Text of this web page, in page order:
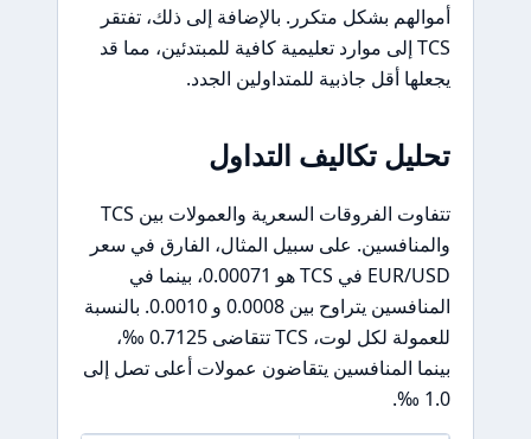
أموالهم بشكل متكرر. بالإضافة إلى ذلك، تفتقر
TCS إلى موارد تعليمية كافية للمبتدئين، مما قد
يجعلها أقل جاذبية للمتداولين الجدد.
تحليل تكاليف التداول
تتفاوت الفروقات السعرية والعمولات بين TCS
والمنافسين. على سبيل المثال، الفارق في سعر
EUR/USD في TCS هو 0.00071، بينما في
المنافسين يتراوح بين 0.0008 و 0.0010. بالنسبة
للعمولة لكل لوت، TCS تتقاضى 0.7125 ‰،
بينما المنافسين يتقاضون عمولات أعلى تصل إلى
1.0 ‰.